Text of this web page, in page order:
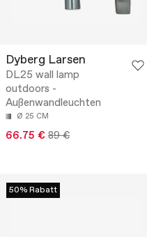
Dyberg Larsen
DL25 wall lamp
outdoors -
Außenwandleuchten
Ø 25 CM
66.75 € 89 €
50% Rabatt